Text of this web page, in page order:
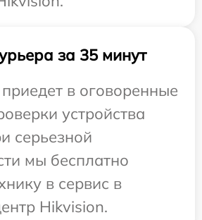
за 35 минут
в оговоренные
устройства
серьезной
мы бесплатно
в сервис в
Hikvision.